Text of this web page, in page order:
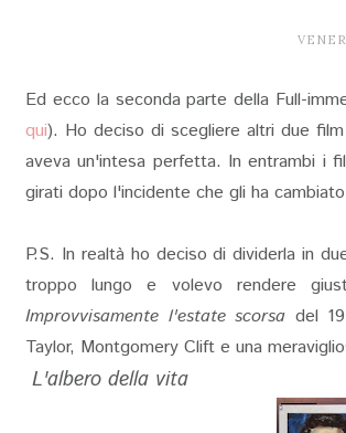
Ed ecco la seconda parte della Full-
qui). Ho deciso di scegliere altri due
aveva un'intesa perfetta. In entrambi i
girati dopo l'incidente che gli ha
P.S. In realtà ho deciso di dividerla in
troppo lungo e volevo rendere
Improvvisamente l'estate scorsa del
Taylor, Montgomery Clift e una
L'albero della vita